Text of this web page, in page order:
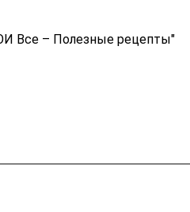
Все – Полезные рецепты"